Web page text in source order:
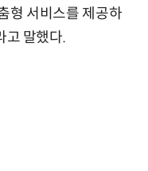
형 서비스를 제공하
고 말했다.